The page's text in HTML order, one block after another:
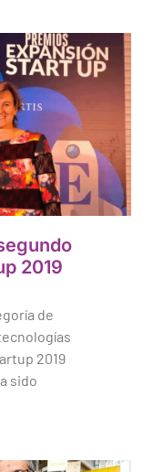
2019
de
2019
sido